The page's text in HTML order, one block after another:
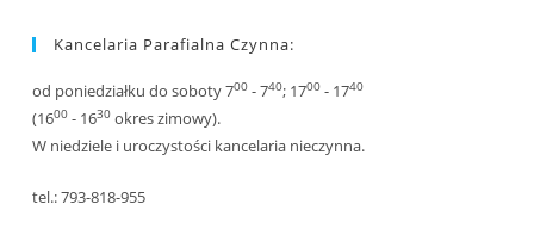
Kancelaria Parafialna Czynna:
od poniedziałku do soboty 700 - 740; 1700 - 1740
(1600 - 1630 okres zimowy).
W niedziele i uroczystości kancelaria nieczynna.
tel.: 793-818-955